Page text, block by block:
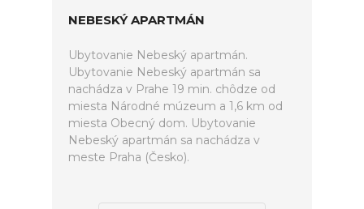
NEBESKÝ APARTMÁN
Ubytovanie Nebeský apartmán.
Ubytovanie Nebeský apartmán sa
nachádza v Prahe 19 min. chôdze od
miesta Národné múzeum a 1,6 km od
miesta Obecný dom. Ubytovanie
Nebeský apartmán sa nachádza v
meste Praha (Česko).